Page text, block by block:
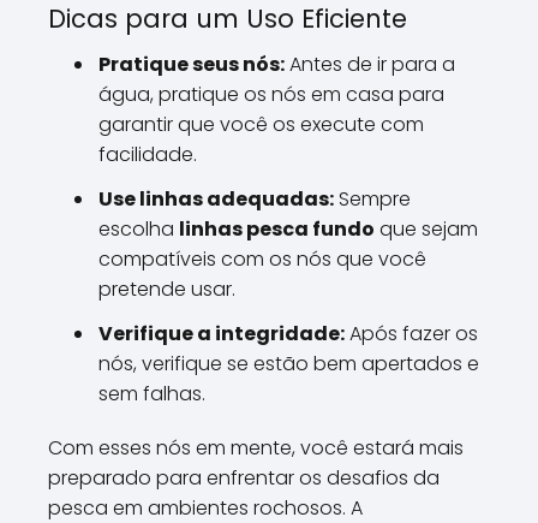
Dicas para um Uso Eficiente
Pratique seus nós:Antes de ir para a
água, pratique os nós em casa para
garantir que você os execute com
facilidade.
Use linhas adequadas:Sempre
escolha linhas pesca fundo que sejam
compatíveis com os nós que você
pretende usar.
Verifique a integridade:Após fazer os
nós, verifique se estão bem apertados e
sem falhas.
Com esses nós em mente, você estará mais
preparado para enfrentar os desafios da
pesca em ambientes rochosos. A